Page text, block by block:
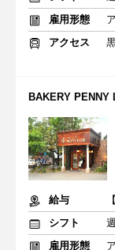
雇用形態
アクセス
BAKERY
給与
シフト
雇用形態